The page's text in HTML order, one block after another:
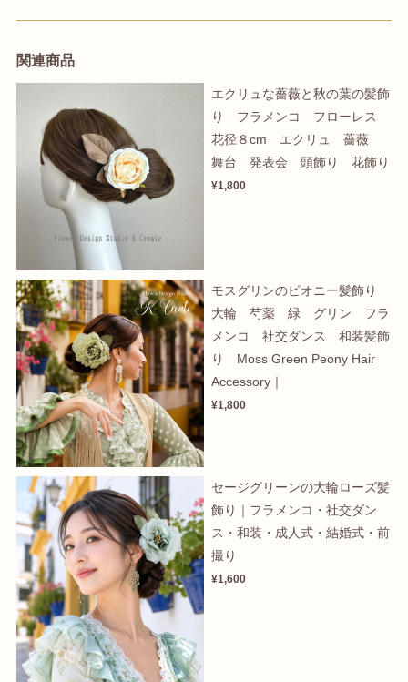
関連商品
エクリュな薔薇と秋の葉の髪飾
り フラメンコ フローレス
花径８cm エクリュ 薔薇
舞台 発表会 頭飾り 花飾り
¥1,800
モスグリンのピオニー髪飾り
大輪 芍薬 緑 グリン フラ
メンコ 社交ダンス 和装髪飾
り Moss Green Peony Hair
Accessory｜
¥1,800
セージグリーンの大輪ローズ髪
飾り｜フラメンコ・社交ダン
ス・和装・成人式・結婚式・前
撮り
¥1,600